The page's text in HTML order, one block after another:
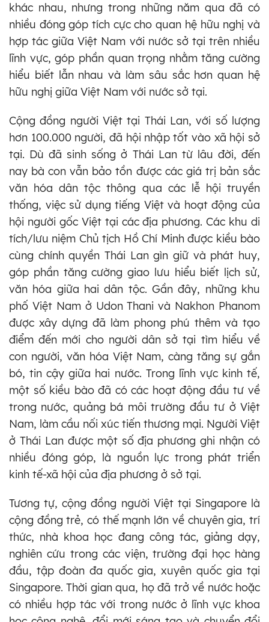
khác nhau, nhưng trong những năm qua đã có
nhiều đóng góp tích cực cho quan hệ hữu nghị và
hợp tác giữa Việt Nam với nước sở tại trên nhiều
lĩnh vực, góp phần quan trọng nhằm tăng cường
hiểu biết lẫn nhau và làm sâu sắc hơn quan hệ
hữu nghị giữa Việt Nam với nước sở tại.
Cộng đồng người Việt tại Thái Lan, với số lượng
hơn 100.000 người, đã hội nhập tốt vào xã hội sở
tại. Dù đã sinh sống ở Thái Lan từ lâu đời, đến
nay bà con vẫn bảo tồn được các giá trị bản sắc
văn hóa dân tộc thông qua các lễ hội truyền
thống, việc sử dụng tiếng Việt và hoạt động của
hội người gốc Việt tại các địa phương. Các khu di
tích/lưu niệm Chủ tịch Hồ Chí Minh được kiều bào
cùng chính quyền Thái Lan gìn giữ và phát huy,
góp phần tăng cường giao lưu hiểu biết lịch sử,
văn hóa giữa hai dân tộc. Gần đây, những khu
phố Việt Nam ở Udon Thani và Nakhon Phanom
được xây dựng đã làm phong phú thêm và tạo
điểm đến mới cho người dân sở tại tìm hiểu về
con người, văn hóa Việt Nam, càng tăng sự gắn
bó, tin cậy giữa hai nước. Trong lĩnh vực kinh tế,
một số kiều bào đã có các hoạt động đầu tư về
trong nước, quảng bá môi trường đầu tư ở Việt
Nam, làm cầu nối xúc tiến thương mại. Người Việt
ở Thái Lan được một số địa phương ghi nhận có
nhiều đóng góp, là nguồn lực trong phát triển
kinh tế-xã hội của địa phương ở sở tại.
Tương tự, cộng đồng người Việt tại Singapore là
cộng đồng trẻ, có thế mạnh lớn về chuyên gia, trí
thức, nhà khoa học đang công tác, giảng dạy,
nghiên cứu trong các viện, trường đại học hàng
đầu, tập đoàn đa quốc gia, xuyên quốc gia tại
Singapore. Thời gian qua, họ đã trở về nước hoặc
có nhiều hợp tác với trong nước ở lĩnh vực khoa